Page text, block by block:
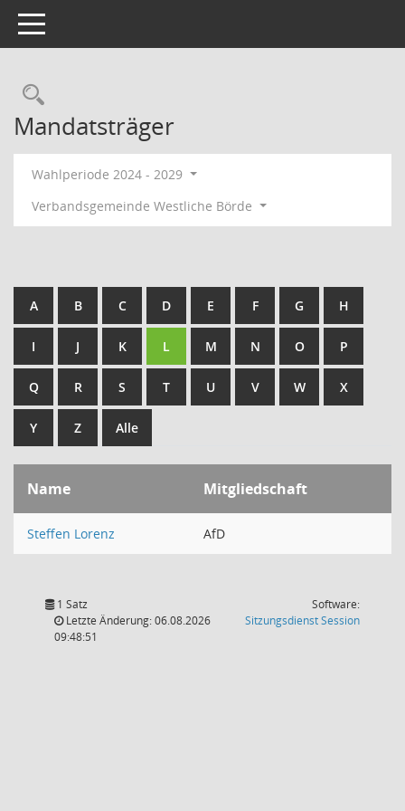
Toggle navigation
Rechercheauswahl
Mandatsträger
Wahlperiode 2024 - 2029
Verbandsgemeinde Westliche Börde
A B C D E F G H
I J K L M N O P
Q R S T U V W X
Y Z Alle
Name Mitgliedschaft
Steffen Lorenz AfD
1 Satz
Letzte Änderung: 06.08.2026
09:48:51
Software:
SitzungsdienstSession(Wird in